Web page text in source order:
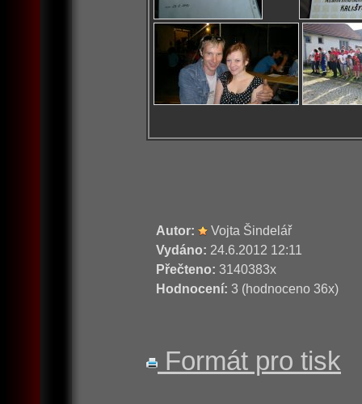
Autor:
Vojta Šindelář
Vydáno: 24.6.2012 12:11
Přečteno: 3140383x
Hodnocení: 3 (hodnoceno 36x)
Formát pro tisk